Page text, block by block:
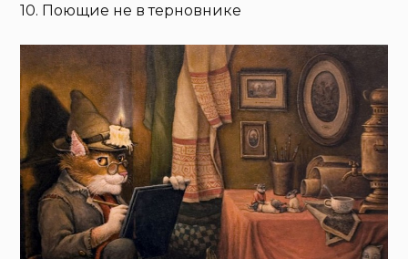
10. Поющие не в терновнике